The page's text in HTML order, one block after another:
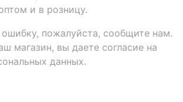
и в розницу.
пожалуйста, сообщите нам.
магазин, вы даете согласие на
данных.